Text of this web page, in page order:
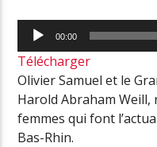
Lecteur
audio
00:00
Télécharger
Olivier Samuel et le
Harold Abraham Weill,
femmes qui font
Bas-Rhin.